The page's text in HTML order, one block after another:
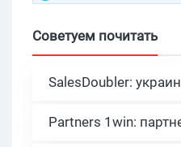
Советуем почитать